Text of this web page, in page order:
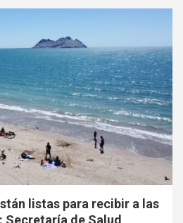
listas para recibir a las
Secretaría de Salud